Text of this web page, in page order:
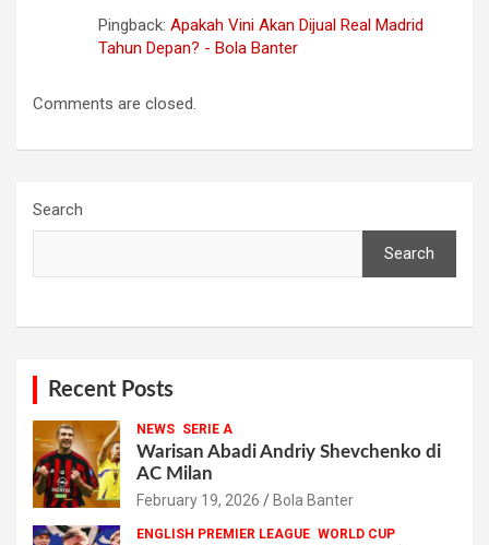
Pingback: Apakah Vini Akan Dijual Real Madrid
Tahun Depan? - Bola Banter
Comments are closed.
Search
Search
Recent Posts
NEWS SERIE A
Warisan Abadi Andriy Shevchenko di
AC Milan
February 19, 2026 Bola Banter
ENGLISH PREMIER LEAGUE WORLD CUP